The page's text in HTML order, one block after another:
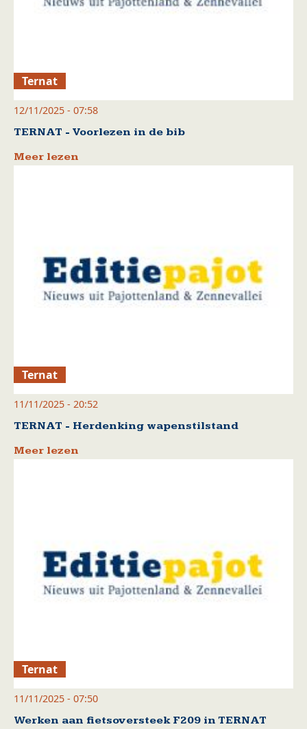
Ternat
12/11/2025 - 07:58
TERNAT - Voorlezen in de bib
Meer lezen
Ternat
11/11/2025 - 20:52
TERNAT - Herdenking wapenstilstand
Meer lezen
Ternat
11/11/2025 - 07:50
Werken aan fietsoversteek F209 in TERNAT